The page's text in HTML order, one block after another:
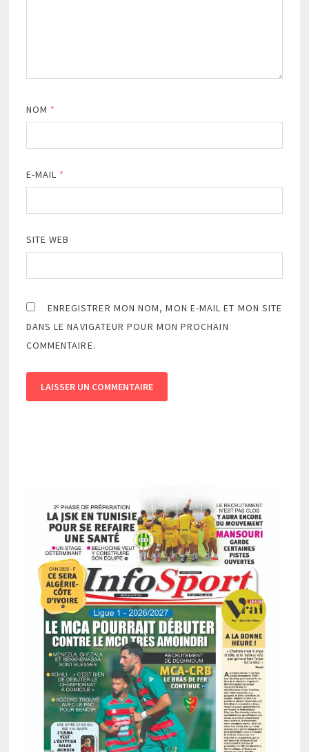
NOM *
E-MAIL *
SITE WEB
ENREGISTRER MON NOM, MON E-MAIL ET MON SITE
DANS LE NAVIGATEUR POUR MON PROCHAIN
COMMENTAIRE.